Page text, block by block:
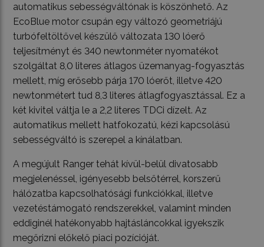
automatikus sebességváltónak is köszönhető. Az
EcoBlue motor csupán egy változó geometriájú
turbófeltöltővel készülő változata 130 lóerő
teljesítményt és 340 newtonméter nyomatékot
szolgáltat 8,0 literes átlagos üzemanyag-fogyasztás
mellett, míg erősebb párja 170 lóerőt, illetve 420
newtonmétert tud 8,3 literes átlagfogyasztással. Ez a
két kivitel váltja le a 2,2 literes TDCi dízelt. Az
automatikus mellett hatfokozatú, kézi kapcsolású
sebességváltó is szerepel a kínálatban.
A megújult Ranger tehát kívül-belül divatosabb
megjelenéssel, igényesebb belsőtérrel, korszerű
hálózatba kapcsolhatósági funkciókkal, illetve
vezetéstámogató rendszerekkel, valamint minden
eddiginél hatékonyabb hajtásláncokkal igyekszik
megőrizni előkelő piaci pozícióját.